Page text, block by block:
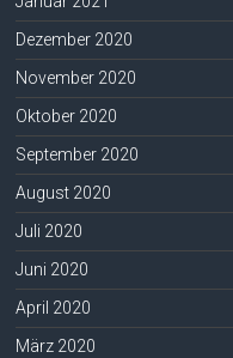
Dezember 2020
November 2020
Oktober 2020
September 2020
August 2020
Juli 2020
Juni 2020
April 2020
März 2020